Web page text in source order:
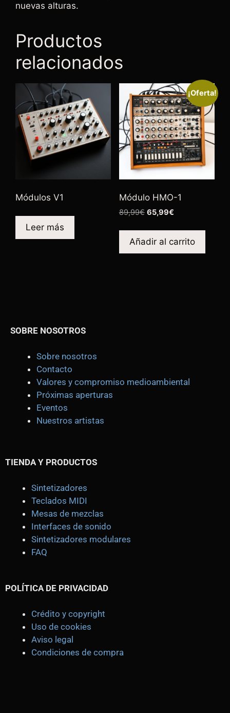
nuevas alturas.
Productos
relacionados
Módulos V1
Leer más
¡Oferta!
Módulo HMO-1
89,99€ 65,99€
Añadir al carrito
SOBRE NOSOTROS
Sobre nosotros
Contacto
Valores y compromiso medioambiental
Próximas aperturas
Eventos
Nuestros artistas
TIENDA Y PRODUCTOS
Sintetizadores
Teclados MIDI
Mesas de mezclas
Interfaces de sonido
Sintetizadores modulares
FAQ
POLÍTICA DE PRIVACIDAD
Crédito y copyright
Uso de cookies
Aviso legal
Condiciones de compra